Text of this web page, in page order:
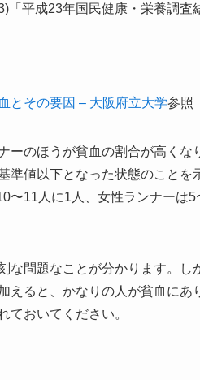
平成23年国民健康・栄養調査
とその要因 – 大阪府立大学参照
ーのほうが貧血の割合が高くな
準値以下となった状態のこと
〜11人に1人、女性ランナーは
な問題なことが分かります。し
えると、かなりの人が貧血に
ておいてください。